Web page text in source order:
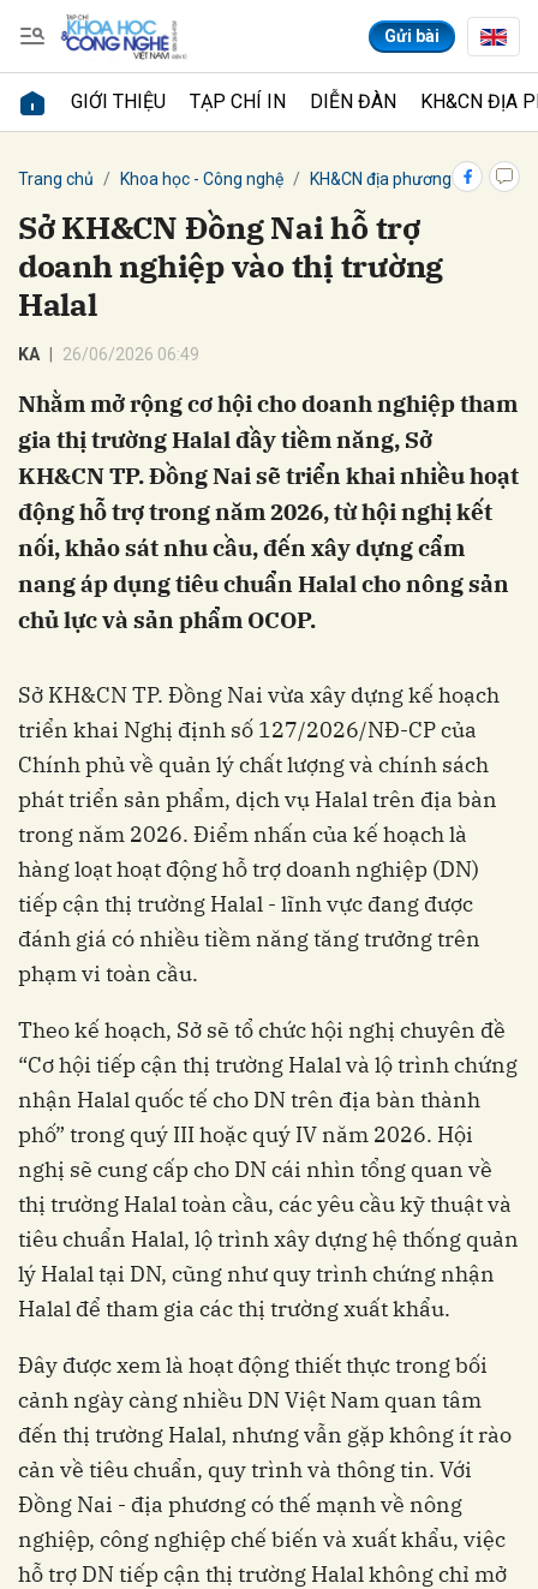
Gửi bài
GIỚI THIỆU TẠP CHÍ IN DIỄN ĐÀN KH&CN ĐỊA
Trang chủ Khoa học - Công nghệ KH&CN địa phương
Sở KH&CN Đồng Nai hỗ trợ
doanh nghiệp vào thị trường
Halal
KA 26/06/2026 06:49
Nhằm mở rộng cơ hội cho doanh nghiệp tham
gia thị trường Halal đầy tiềm năng, Sở
KH&CN TP. Đồng Nai sẽ triển khai nhiều hoạt
động hỗ trợ trong năm 2026, từ hội nghị kết
nối, khảo sát nhu cầu, đến xây dựng cẩm
nang áp dụng tiêu chuẩn Halal cho nông sản
chủ lực và sản phẩm OCOP.
Sở KH&CN TP. Đồng Nai vừa xây dựng kế hoạch
triển khai Nghị định số 127/2026/NĐ-CP của
Chính phủ về quản lý chất lượng và chính sách
phát triển sản phẩm, dịch vụ Halal trên địa bàn
trong năm 2026. Điểm nhấn của kế hoạch là
hàng loạt hoạt động hỗ trợ doanh nghiệp (DN)
tiếp cận thị trường Halal - lĩnh vực đang được
đánh giá có nhiều tiềm năng tăng trưởng trên
phạm vi toàn cầu.
Theo kế hoạch, Sở sẽ tổ chức hội nghị chuyên đề
“Cơ hội tiếp cận thị trường Halal và lộ trình chứng
nhận Halal quốc tế cho DN trên địa bàn thành
phố” trong quý III hoặc quý IV năm 2026. Hội
nghị sẽ cung cấp cho DN cái nhìn tổng quan về
thị trường Halal toàn cầu, các yêu cầu kỹ thuật và
tiêu chuẩn Halal, lộ trình xây dựng hệ thống quản
lý Halal tại DN, cũng như quy trình chứng nhận
Halal để tham gia các thị trường xuất khẩu.
Đây được xem là hoạt động thiết thực trong bối
cảnh ngày càng nhiều DN Việt Nam quan tâm
đến thị trường Halal, nhưng vẫn gặp không ít rào
cản về tiêu chuẩn, quy trình và thông tin. Với
Đồng Nai - địa phương có thế mạnh về nông
nghiệp, công nghiệp chế biến và xuất khẩu, việc
hỗ trợ DN tiếp cận thị trường Halal không chỉ mở
Gửi bình luận
Hủy Gửi